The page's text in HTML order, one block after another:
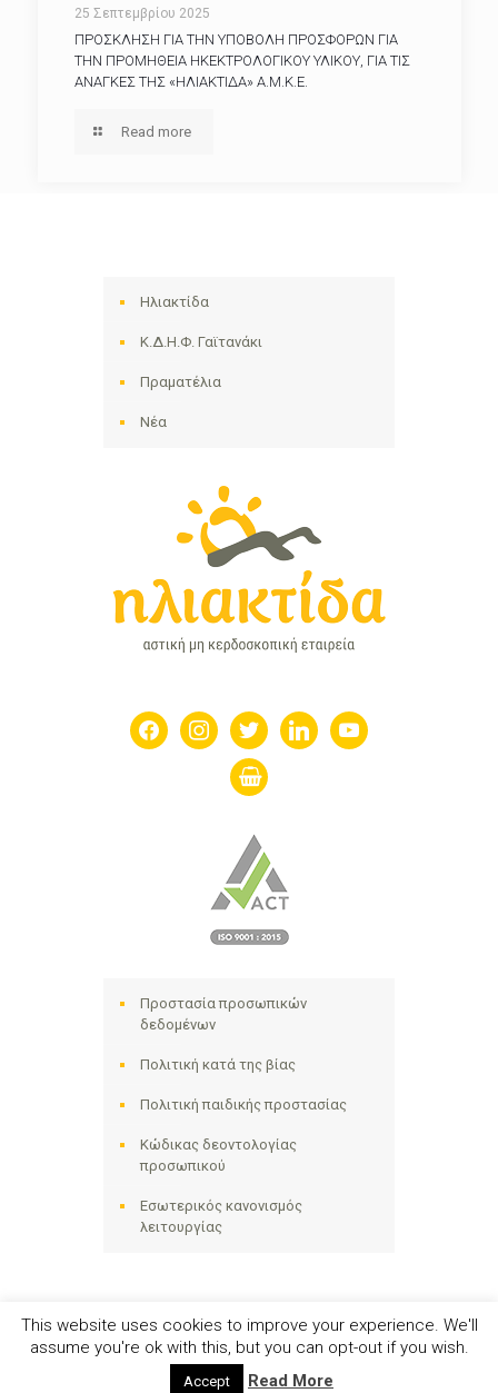
25 Σεπτεμβρίου 2025
ΠΡΟΣΚΛΗΣΗ ΓΙΑ ΤΗΝ ΥΠΟΒΟΛΗ ΠΡΟΣΦΟΡΩΝ ΓΙΑ
ΤΗΝ ΠΡΟΜΗΘΕΙΑ ΗΚΕΚΤΡΟΛΟΓΙΚΟΥ ΥΛΙΚΟΥ, ΓΙΑ ΤΙΣ
ΑΝΑΓΚΕΣ ΤΗΣ «ΗΛΙΑΚΤΙΔΑ» Α.Μ.Κ.Ε.
Read more
Ηλιακτίδα
Κ.Δ.Η.Φ. Γαϊτανάκι
Πραματέλια
Νέα
facebookinstagramtwitter linkedin youtube
shopping-
basket
Προστασία προσωπικών
δεδομένων
Πολιτική κατά της βίας
Πολιτική παιδικής προστασίας
Κώδικας δεοντολογίας
προσωπικού
Εσωτερικός κανονισμός
λειτουργίας
Ηλιακτίδα ΑΜΚΕ © 2024 - All Right Reserved
This website uses cookies to improve your experience. We'll
assume you're ok with this, but you can opt-out if you wish.
Accept Read More